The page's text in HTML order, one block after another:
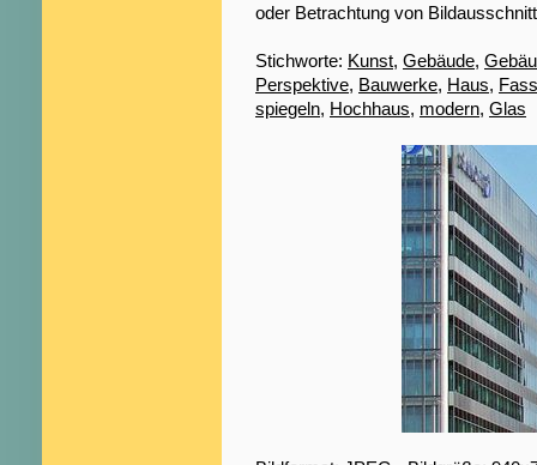
oder Betrachtung von
Stichworte: Kunst, Gebäude,
Perspektive, Bauwerke, Haus,
spiegeln, Hochhaus, modern, Glas